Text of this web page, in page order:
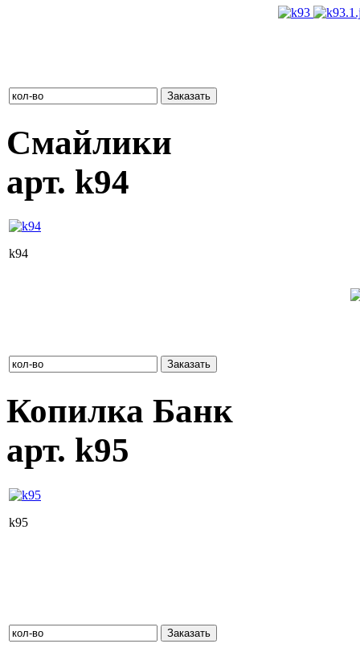
Смайлики
арт. k94
k94
Копилка Банк
арт. k95
k95